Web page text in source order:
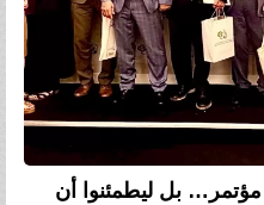
مؤتمر… بل ليطمئنوا أن